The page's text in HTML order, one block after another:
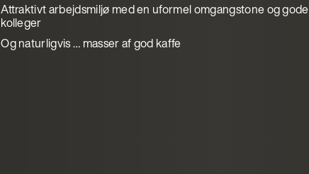
Attraktivt arbejdsmiljø med en uformel omgangstone og gode
kolleger
Og naturligvis … masser af god kaffe